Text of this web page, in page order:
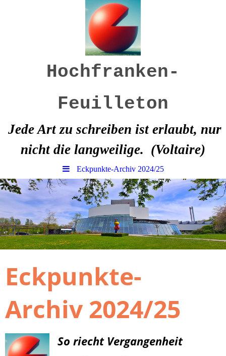
Hochfranken-
Feuilleton
Jede Art zu schreiben ist erlaubt, nur
nicht die langweilige. (Voltaire)
Eckpunkte-Archiv 2024/25
Eckpunkte-
Archiv 2024/25
So riecht Vergangenheit